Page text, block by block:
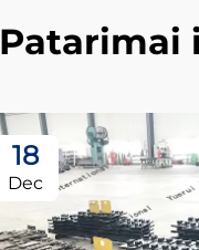
Patarimai
18
Dec